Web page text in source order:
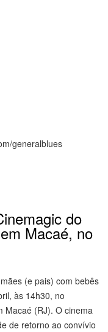
generalblues
do
Macaé, no
(e pais) com bebês
às 14h30, no
Macaé (RJ). O cinema
de retorno ao convívio